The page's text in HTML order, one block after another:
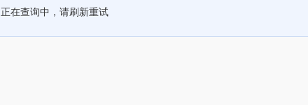
正在查询中，请刷新重试